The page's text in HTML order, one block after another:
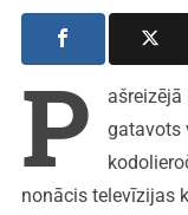
P
gatavots
nonācis televīzijas